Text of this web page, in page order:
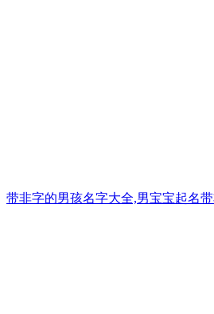
带非字的男孩名字大全,男宝宝起名